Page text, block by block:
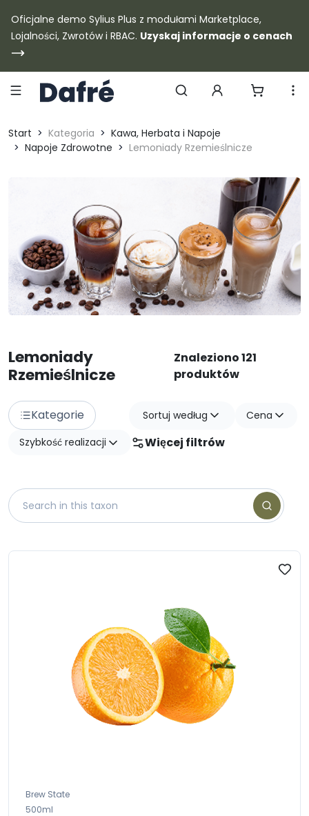
Dafre
Oficjalne demo Sylius Plus z modułami Marketplace,
Lojalności, Zwrotów i RBAC. Uzyskaj informacje o cenach
Start
Kategoria
Kawa, Herbata i Napoje
Napoje Zdrowotne
Lemoniady Rzemieślnicze
Lemoniady
Rzemieślnicze
Znaleziono 121
produktów
Kategorie Sortuj według
Cena
Szybkość realizacji
Więcej filtrów
Brew State
500ml